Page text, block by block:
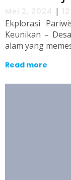
|
Ekplorasi
Keunikan –
alam yang
Read more